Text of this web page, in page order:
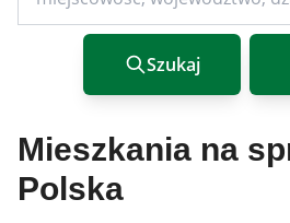
Szukaj
Mieszkania na
Polska